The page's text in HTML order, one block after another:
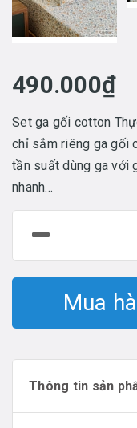
490.000₫
Set ga gối cotton
chỉ sắm riêng ga gối
tần suất dùng ga với
nhanh...
Mua
Thông tin sản